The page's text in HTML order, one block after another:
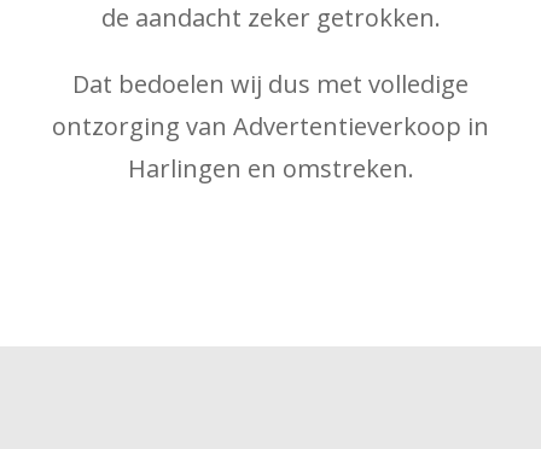
de aandacht zeker getrokken.
Dat bedoelen wij dus met volledige
ontzorging van Advertentieverkoop in
Harlingen en omstreken.